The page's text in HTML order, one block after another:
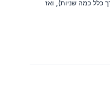
כלל כמה שניות), ואז